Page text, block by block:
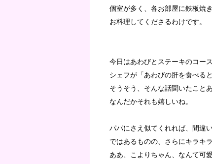
個室が多く、各お部屋に鉄板焼
お料理してくださるわけです。
今日はあわびとステーキのコース
シェフが「あわびの肝を食べる
そうそう、そんな話聞いたこと
なんだかそれも嬉しいね。
パパにさえ似てくれれば、間違
ではあるものの、さらにキラキ
ああ、こよりちゃん、なんて可